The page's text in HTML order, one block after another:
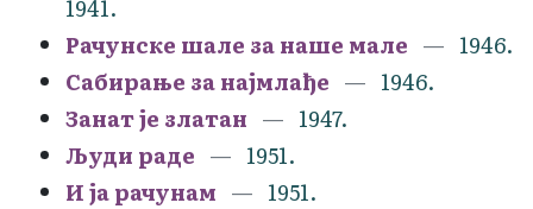
1941.
Рачунске шале за наше мале
1946.
Сабирање за најмлађе
1946.
Занат је златан
1947.
Људи раде
1951.
И ја рачунам
1951.